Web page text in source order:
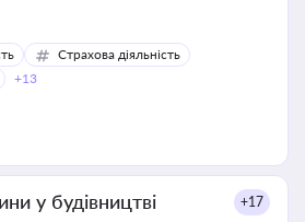
Страхова діяльність
+13
у будівництві +17